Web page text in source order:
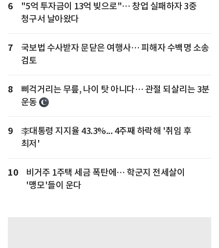
6
"5억 투자금이 13억 빚으로"… 창업 실패하자 3중
청구서 날아왔다
7
국보법 수사받자 문닫은 여행사… 피해자 수백명 소송
검토
8
삐걱거리는 무릎, 나이 탓 아니다… 관절 되살리는 3분
운동
9
李대통령 지지율 43.3%... 4주째 하락해 '취임 후
최저'
10
비거주 1주택 세금 폭탄에… 학군지 전세살이
'맹모'들이 운다